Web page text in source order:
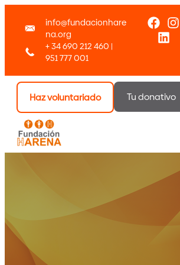
info@fundacionhare
na.org
+ 34 690 212 460 |
951 777 001
Haz voluntariado Tu donativo